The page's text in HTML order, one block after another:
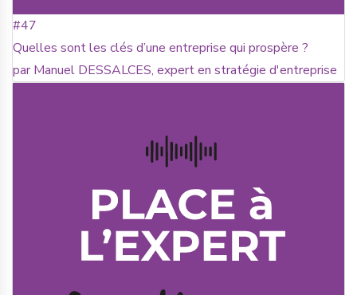
#47
Quelles sont les clés d’une entreprise qui prospère ?
par Manuel DESSALCES, expert en stratégie d'entreprise